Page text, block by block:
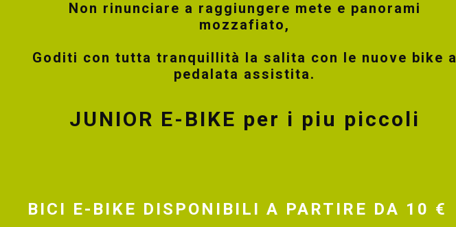
Non rinunciare a raggiungere mete e panorami
mozzafiato,
Goditi con tutta tranquillità la salita con le nuove bike a
pedalata assistita.
JUNIOR E-BIKE per i piu piccoli
BICI E-BIKE DISPONIBILI A PARTIRE DA 10 €